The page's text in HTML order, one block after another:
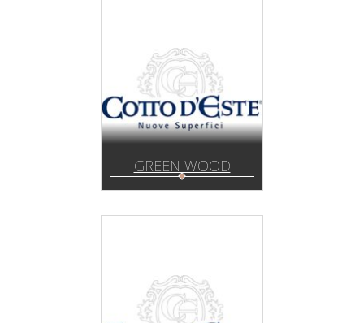
GREEN WOOD